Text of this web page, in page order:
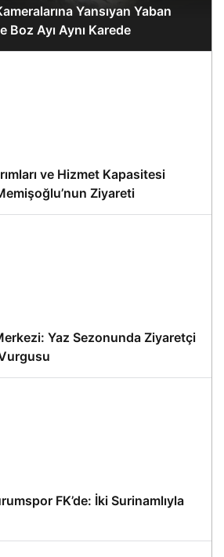
Yansıyan Yaban
Boz Ayı Aynı Karede
ve Hizmet Kapasitesi
Ziyareti
Yaz Sezonunda Ziyaretçi
FK’de: İki Surinamlıyla